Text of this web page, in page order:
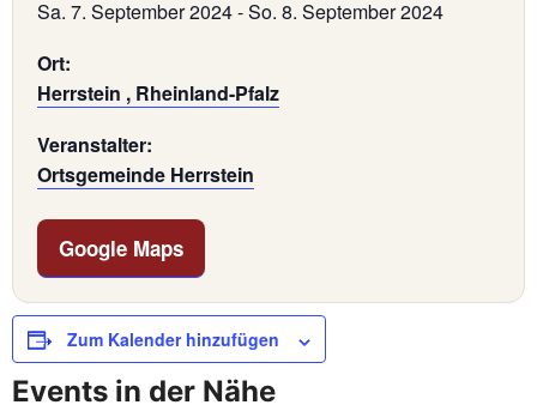
Sa. 7. September 2024-So. 8. September 2024
Ort:
Herrstein , Rheinland-Pfalz
Veranstalter:
Ortsgemeinde Herrstein
Google Maps
Zum Kalender hinzufügen
Events in der Nähe